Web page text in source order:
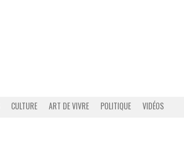
CULTURE ART DE VIVRE POLITIQUE VIDÉOS